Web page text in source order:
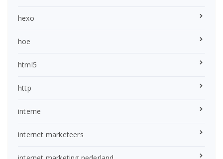
hexo
hoe
html5
http
interne
internet marketeers